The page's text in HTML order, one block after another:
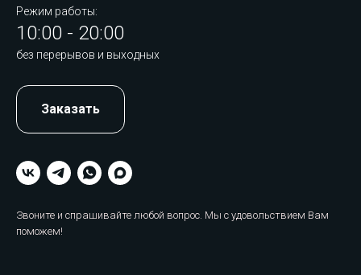
Режим работы:
10:00 - 20:00
без перерывов и выходных
Заказать
Звоните и спрашивайте любой вопрос. Мы с удовольствием Вам
поможем!